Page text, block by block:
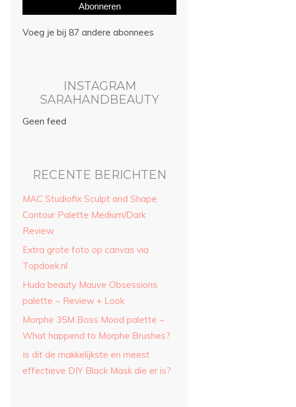
Abonneren
Voeg je bij 87 andere abonnees
INSTAGRAM
SARAHANDBEAUTY
Geen feed
RECENTE BERICHTEN
MAC Studiofix Sculpt and Shape
Contour Palette Medium/Dark
Review
Extra grote foto op canvas via
Topdoek.nl
Huda beauty Mauve Obsessions
palette ~ Review + Look
Morphe 35M Boss Mood palette ~
What happend to Morphe Brushes?
Is dit de makkelijkste en meest
effectieve DIY Black Mask die er is?